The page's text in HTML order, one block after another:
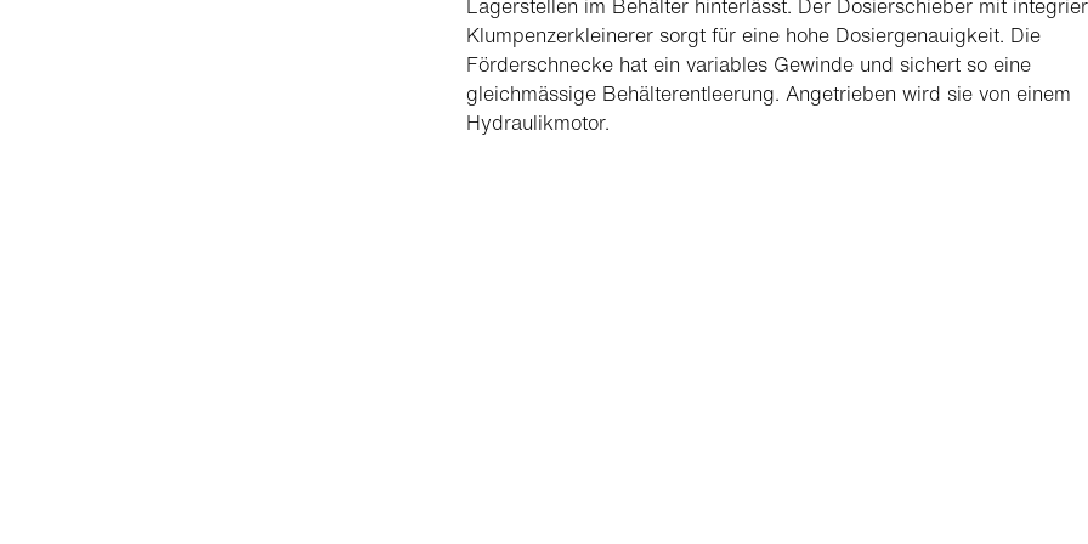
Lagerstellen im Behälter hinterlässt. Der Dosierschieber mit
Klumpenzerkleinerer sorgt für eine hohe Dosiergenauigkeit. Die
Förderschnecke hat ein variables Gewinde und sichert so eine
gleichmässige Behälterentleerung. Angetrieben wird sie von einem
Hydraulikmotor.